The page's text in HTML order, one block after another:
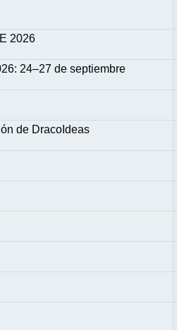
2026
24–27 de septiembre
de DracoIdeas